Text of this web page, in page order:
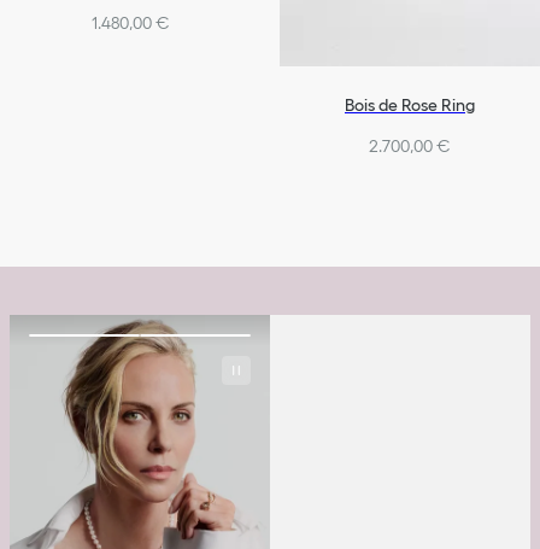
1.480,00 €
Bois de Rose Ring
2.700,00 €